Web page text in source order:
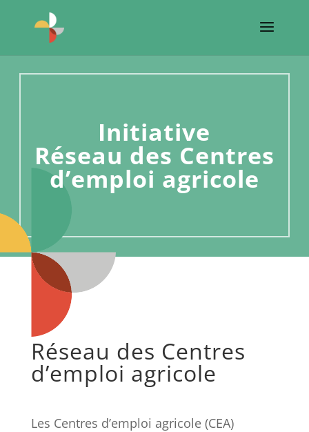
Initiative
Réseau des Centres
d’emploi agricole
Réseau des Centres
d’emploi agricole
Les Centres d’emploi agricole (CEA)